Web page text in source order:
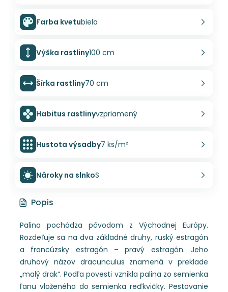
Farba kvetubiela
Výška rastliny100 cm
Šírka rastliny70 cm
Habitus rastlinyvzpriamený
Hustota výsadby7 ks/m²
Nároky na slnkoS
Popis
Palina pochádza pôvodom z Východnej Európy.
Rozdeľuje sa na dva základné druhy, ruský estragón
a francúzsky estragón – pravý estragón. Jeho
druhový názov dracunculus znamená v preklade
„malý drak“. Podľa povesti vznikla palina zo semienka
ľanu vloženého do semienka reďkvičky. Pestovanie